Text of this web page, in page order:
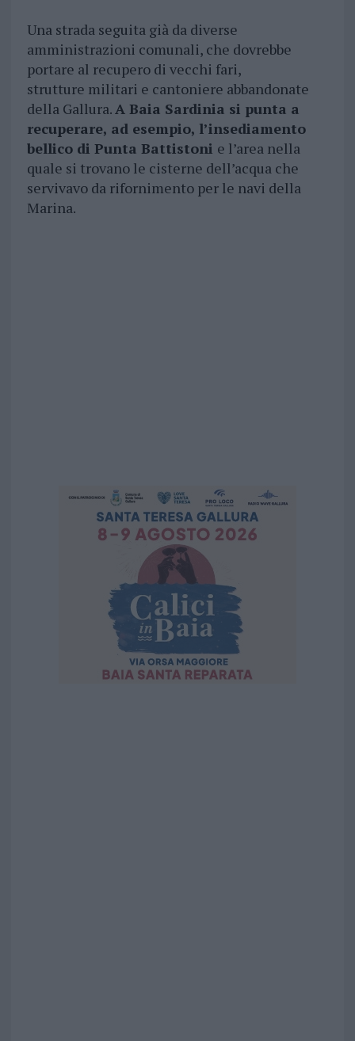
Una strada seguita già da diverse
amministrazioni comunali, che dovrebbe
portare al recupero di vecchi fari,
strutture militari e cantoniere abbandonate
della Gallura.A Baia Sardinia si punta a
recuperare, ad esempio, l’insediamento
bellico di Punta Battistoni e l’area nella
quale si trovano le cisterne dell’acqua che
servivavo da rifornimento per le navi della
Marina.